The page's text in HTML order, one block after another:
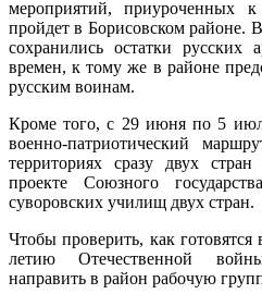
мероприятий, приуроченных
пройдет в Борисовском районе.
сохранились остатки русских
времен, к тому же в районе
русским воинам.
Кроме того, с 29 июня по 5
военно-патриотический
территориях сразу двух
проекте Союзного
суворовских училищ двух стран.
Чтобы проверить, как
летию Отечественной
направить в район рабочую